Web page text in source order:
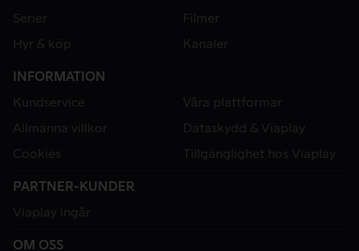
Serier
Filmer
Hyr & köp
Kanaler
INFORMATION
Kundservice
Våra plattformar
Allmänna villkor
Dataskydd & Viaplay
Cookies
Tillgänglighet hos Viaplay
PARTNER-KUNDER
Viaplay ingår
OM OSS